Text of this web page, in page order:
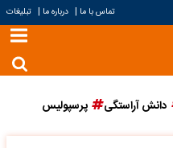
تماس با ما | درباره ما | تبلیغات
دانش آراستگی پرسپولیس